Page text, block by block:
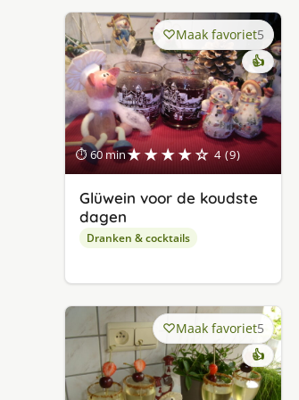
⏱ 60 min★★★★☆ 4 (9)
Maak favoriet5
👍
Glüwein voor de koudste
dagen
Dranken & cocktails
Maak favoriet5
👍